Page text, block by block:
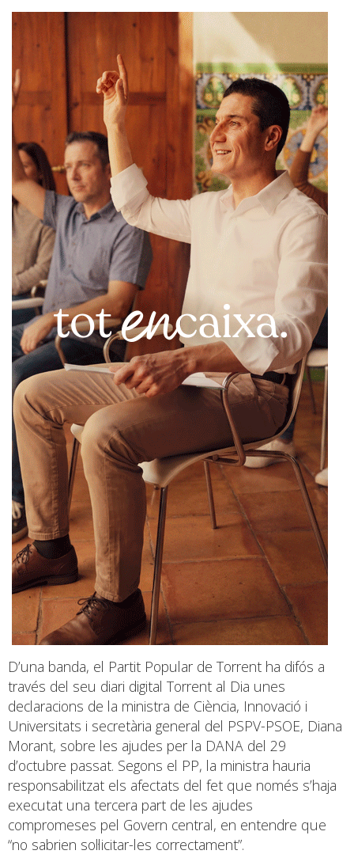
D’una banda, el Partit Popular de Torrent ha difós a
través del seu diari digital Torrent al Dia unes
declaracions de la ministra de Ciència, Innovació i
Universitats i secretària general del PSPV-PSOE, Diana
Morant, sobre les ajudes per la DANA del 29
d’octubre passat. Segons el PP, la ministra hauria
responsabilitzat els afectats del fet que només s’haja
executat una tercera part de les ajudes
compromeses pel Govern central, en entendre que
“no sabrien sol·licitar-les correctament”.